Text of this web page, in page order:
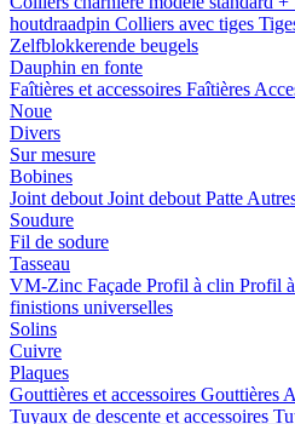
houtdraadpin Colliers avec tiges
Zelfblokkerende beugels
Dauphin en fonte
Faîtières et accessoires Faîtières
Noue
Divers
Sur mesure
Bobines
Joint debout Joint debout Patte
Soudure
Fil de sodure
Tasseau
VM-Zinc Façade Profil à clin Profil
finistions universelles
Solins
Cuivre
Plaques
Gouttières et accessoires Gouttières
Tuyaux de descente et accessoires